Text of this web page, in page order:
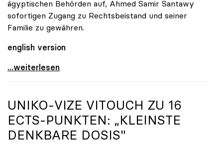
ägyptischen Behörden auf, Ahmed Samir Santawy
sofortigen Zugang zu Rechtsbeistand und seiner
Familie zu gewähren.
english version
uniko fordert Freilassung und faires Verfahren für
...weiterlesen
UNIKO-VIZE VITOUCH ZU 16
ECTS-PUNKTEN: „KLEINSTE
DENKBARE DOSIS"